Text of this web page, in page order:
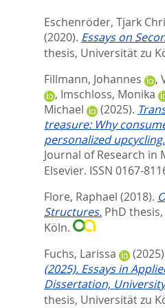
Eschenröder, Tjark
(2020). Essays on
thesis, Universität zu
Fillmann, Johannes
,
, Imschloss, Monika
Michael
(2025).
treasure: Why
personalized upcycling.
Journal of Research in
Elsevier. ISSN 0167-
Flore, Raphael (2018).
Structures. PhD
Köln.
Fuchs, Larissa
(2025). Essays in
Dissertation,
thesis, Universität zu